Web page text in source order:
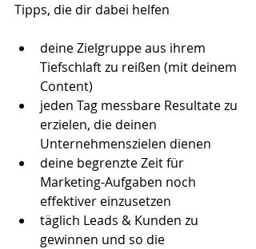
Tipps, die dir dabei helfen
deine Zielgruppe aus ihrem
Tiefschlaft zu reißen (mit deinem
Content)
jeden Tag messbare Resultate zu
erzielen, die deinen
Unternehmenszielen dienen
deine begrenzte Zeit für
Marketing-Aufgaben noch
effektiver einzusetzen
täglich Leads & Kunden zu
gewinnen und so die